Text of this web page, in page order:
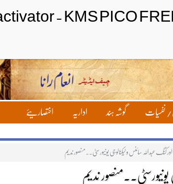
Friday، 7 August 2026ء لاگ ان رجسٹر
نفسیات گوشہ ہند اداریہ اختصاریئے
کنگ عبداللہ سائنس و ٹیکنالوجی یونیورسٹی۔۔منصور ندیم
ندیم